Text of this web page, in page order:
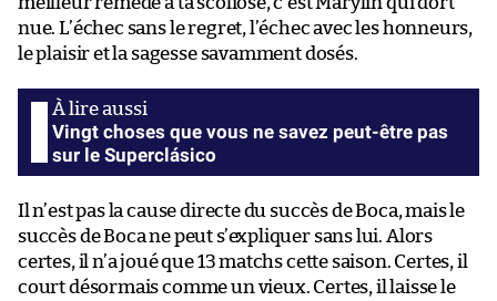
nue. L’échec sans le regret, l’échec avec les honneurs,
le plaisir et la sagesse savamment dosés.
Vingt choses que vous ne savez peut-être pas
sur le Superclásico
Il n’est pas la cause directe du succès de Boca, mais le
succès de Boca ne peut s’expliquer sans lui. Alors
certes, il n’a joué que 13 matchs cette saison. Certes, il
court désormais comme un vieux. Certes, il laisse le